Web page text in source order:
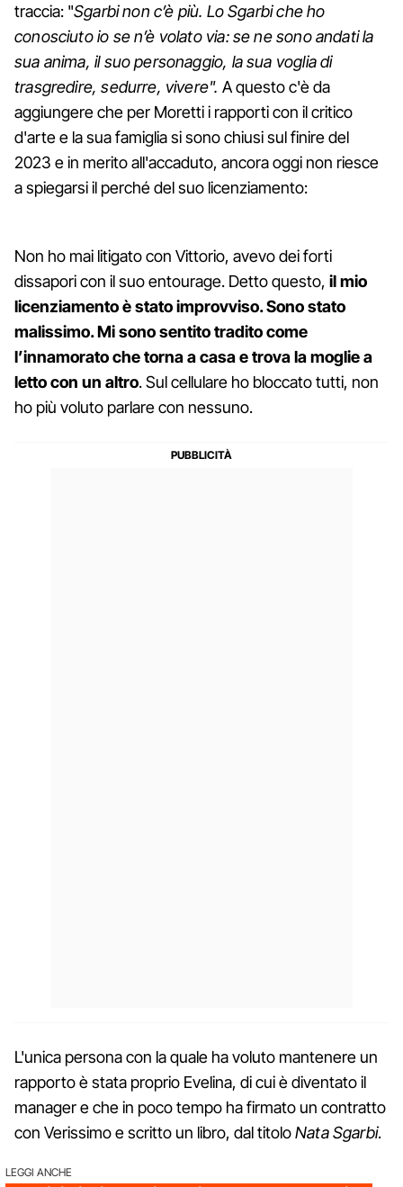
traccia: "Sgarbi non c’è più. Lo Sgarbi che ho
conosciuto io se n’è volato via: se ne sono andati la
sua anima, il suo personaggio, la sua voglia di
trasgredire, sedurre, vivere". A questo c'è da
aggiungere che per Moretti i rapporti con il critico
d'arte e la sua famiglia si sono chiusi sul finire del
2023 e in merito all'accaduto, ancora oggi non riesce
a spiegarsi il perché del suo licenziamento:
Non ho mai litigato con Vittorio, avevo dei forti
dissapori con il suo entourage. Detto questo, il mio
licenziamento è stato improvviso. Sono stato
malissimo. Mi sono sentito tradito come
l’innamorato che torna a casa e trova la moglie a
letto con un altro. Sul cellulare ho bloccato tutti, non
ho più voluto parlare con nessuno.
L'unica persona con la quale ha voluto mantenere un
rapporto è stata proprio Evelina, di cui è diventato il
manager e che in poco tempo ha firmato un contratto
con Verissimo e scritto un libro, dal titoloNata Sgarbi.
LEGGI ANCHE